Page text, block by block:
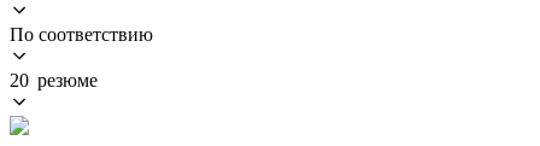
По соответствию
20 резюме